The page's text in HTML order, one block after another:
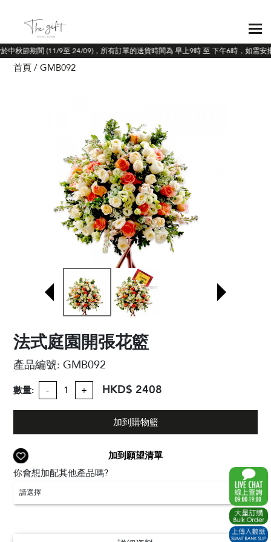
中秋節期間 (11/9至 24/09)，所有訂單的送貨時間為 早上9時 至 下午6時，如需安
首頁 GMB092
法式庭園開張花籃
產品編號:GMB092
數量: - + HKD$ 2408
加到購物籃
加到願望清單
你會想加配其他產品嗎?
請選擇